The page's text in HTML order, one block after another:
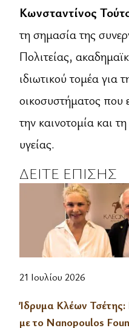
Κωνσταντίνος
τη σημασία της
Πολιτείας,
ιδιωτικού τομέα για
οικοσυστήματος που
την καινοτομία και
υγείας.
ΔΕΙΤΕ ΕΠΙΣΗΣ
21 Ιουλίου 2026
Ίδρυμα Κλέων
με το Nanopoulos